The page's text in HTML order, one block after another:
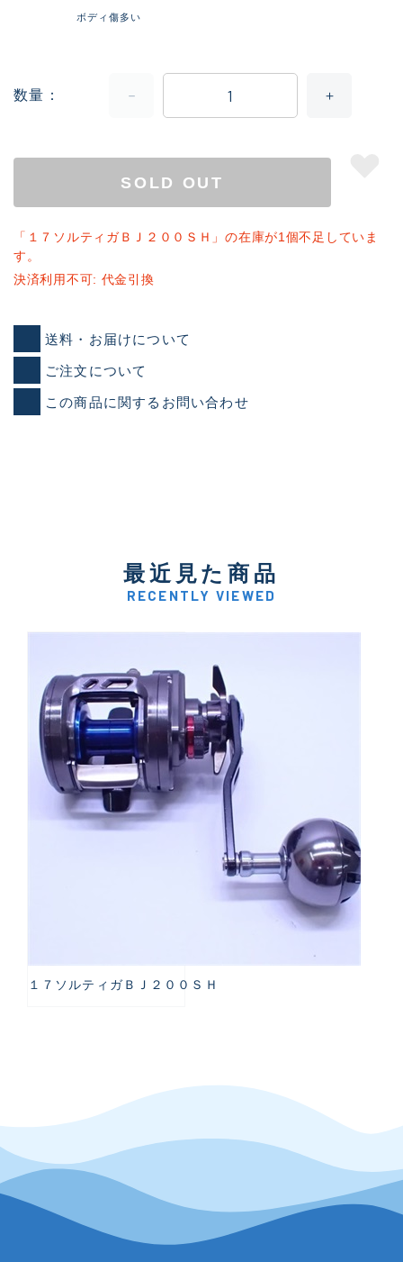
ボディ傷多い
数量
SOLD OUT
「１７ソルティガＢＪ２００ＳＨ」の在庫が1個不足していま
す。
決済利用不可: 代金引換
送料・お届けについて
ご注文について
この商品に関するお問い合わせ
最近見た商品
RECENTLY VIEWED
１７ソルティガＢＪ２００ＳＨ